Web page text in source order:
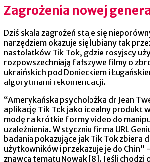
Zagrożenia nowej
Dziś skala zagrożeń staje się
narzędziem okazuje się lubiany tak
nastolatków Tik Tok, gdzie rosyjscy
rozpowszechniają fałszywe filmy o
ukraińskich pod Donieckiem i
algorytmami rekomendacji.
“Amerykańska psycholożka dr Jean
aplikację Tik Tok jako idealny produkt
modę na krótkie formy video do
uzależnienia. W styczniu firma URL
badania pokazujące jak Tik Tok zbiera
użytkowników i przekazuje je do Chin”
znawca tematu Nowak [8]. Jeśli chodzi